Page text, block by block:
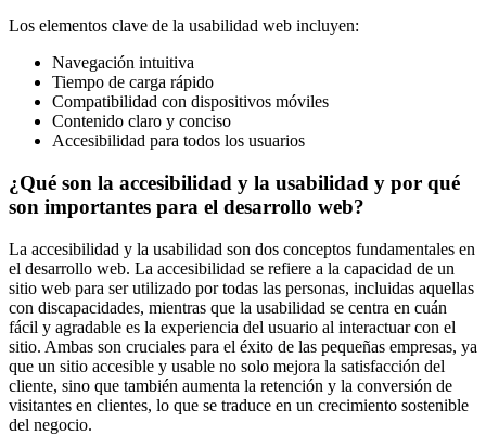
Los elementos clave de la usabilidad web incluyen:
Navegación intuitiva
Tiempo de carga rápido
Compatibilidad con dispositivos móviles
Contenido claro y conciso
Accesibilidad para todos los usuarios
¿Qué son la accesibilidad y la usabilidad y por qué
son importantes para el desarrollo web?
La accesibilidad y la usabilidad son dos conceptos fundamentales en
el desarrollo web. La accesibilidad se refiere a la capacidad de un
sitio web para ser utilizado por todas las personas, incluidas aquellas
con discapacidades, mientras que la usabilidad se centra en cuán
fácil y agradable es la experiencia del usuario al interactuar con el
sitio. Ambas son cruciales para el éxito de las pequeñas empresas, ya
que un sitio accesible y usable no solo mejora la satisfacción del
cliente, sino que también aumenta la retención y la conversión de
visitantes en clientes, lo que se traduce en un crecimiento sostenible
del negocio.